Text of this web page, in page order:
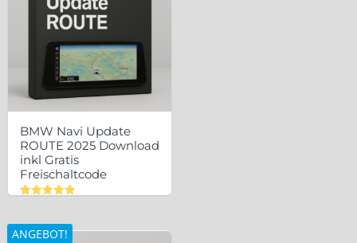
BMW Navi Update
ROUTE 2025 Download
inkl Gratis
Freischaltcode
4.83
von 5
ANGEBOT!